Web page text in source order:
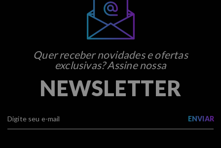
Quer receber novidades e ofertas
exclusivas? Assine nossa
NEWSLETTER
ENVIAR